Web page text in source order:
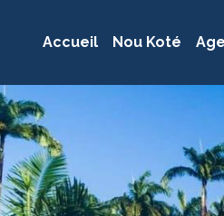
Accueil Nou Koté